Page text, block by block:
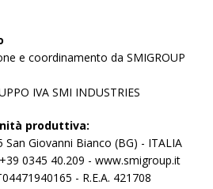
e coordinamento da SMIGROUP
IVA SMI INDUSTRIES
produttiva:
San Giovanni Bianco (BG) - ITALIA
0345 40.209 - www.smigroup.it
- R.E.A. 421708